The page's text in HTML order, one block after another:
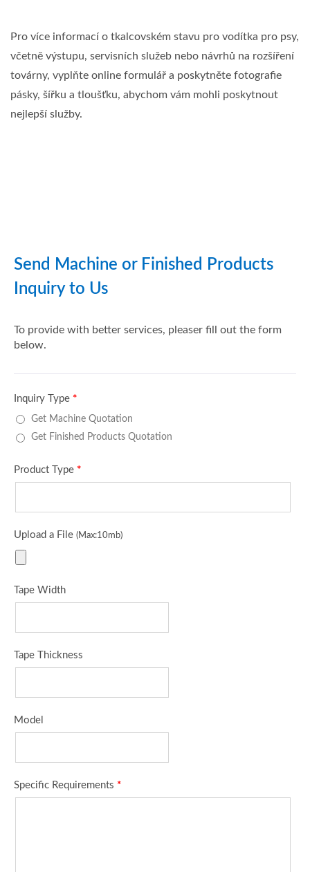
Pro více informací o tkalcovském stavu pro vodítka pro psy,
včetně výstupu, servisních služeb nebo návrhů na rozšíření
továrny, vyplňte online formulář a poskytněte fotografie
pásky, šířku a tloušťku, abychom vám mohli poskytnout
nejlepší služby.